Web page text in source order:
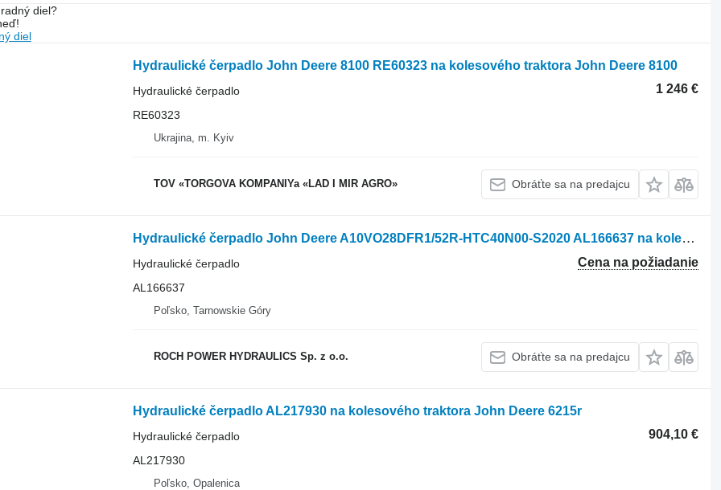
diel?
diel
Hydraulické čerpadlo John Deere 8100 RE60323 na kolesového traktora John Deere 8100
1 246 €
Hydraulické čerpadlo
RE60323
Ukrajina, m. Kyiv
TOV «TORGOVA KOMPANIYa «LAD I MIR AGRO» Obráťte sa na predajcu
Hydraulické čerpadlo John Deere A10VO28DFR1/52R-HTC40N00-S2020 AL166637 na kolesového traktora John Deere 6230
Cena na požiadanie
Hydraulické čerpadlo
AL166637
Poľsko, Tarnowskie Góry
ROCH POWER HYDRAULICS Sp. z o.o. Obráťte sa na predajcu
Hydraulické čerpadlo AL217930 na kolesového traktora John Deere 6215r
904,10 €
Hydraulické čerpadlo
AL217930
Poľsko, Opalenica